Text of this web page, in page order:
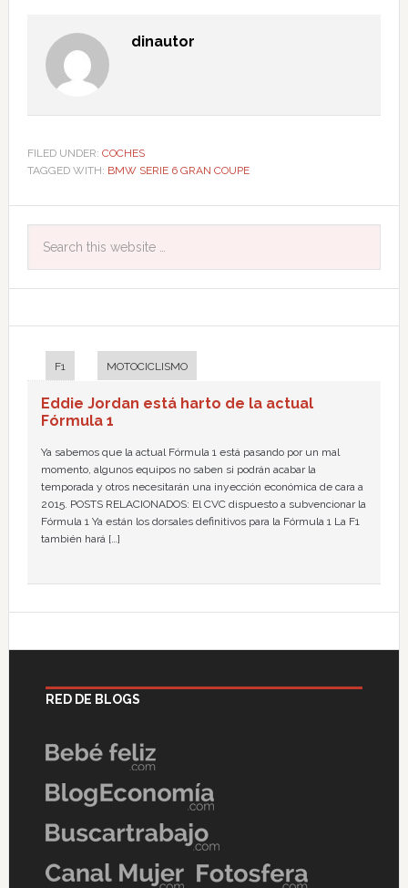
dinautor
FILED UNDER: COCHES
TAGGED WITH: BMW SERIE 6 GRAN COUPE
F1 MOTOCICLISMO
Eddie Jordan está harto de la actual
Fórmula 1
Ya sabemos que la actual Fórmula 1 está pasando por un mal
momento, algunos equipos no saben si podrán acabar la
temporada y otros necesitarán una inyección económica de cara a
2015. POSTS RELACIONADOS: El CVC dispuesto a subvencionar la
Fórmula 1 Ya están los dorsales definitivos para la Fórmula 1 La F1
también hará […]
RED DE BLOGS